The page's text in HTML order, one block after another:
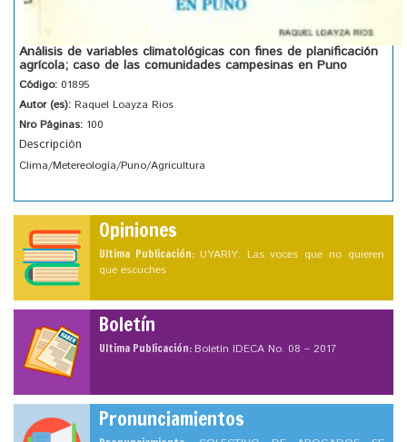
Análisis de variables climatológicas con fines de planificación
agrícola; caso de las comunidades campesinas en Puno
Código: 01895
Autor (es): Raquel Loayza Rios
Nro Páginas: 100
Descripción
Clima/Metereología/Puno/Agricultura
Opiniones
Ultima Publicación: UYARIY: Las voces que no quieren
que escuches
Boletín
Ultima Publicación:Boletín IDECA No. 08 – 2017
Pronunciamientos